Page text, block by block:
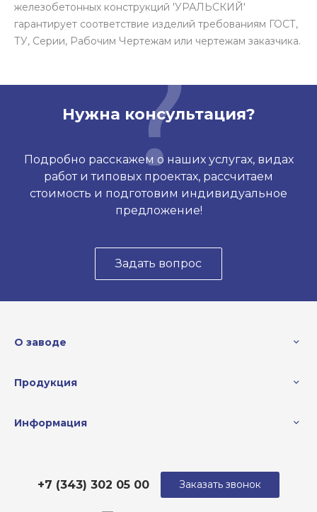
железобетонных конструкций 'УРАЛЬСКИЙ'
гарантирует соответствие изделий требованиям ГОСТ,
ТУ, Серии, Рабочим Чертежам или чертежам заказчика.
Нужна консультация?
Подробно расскажем о наших услугах, видах
работ и типовых проектах, рассчитаем
стоимость и подготовим индивидуальное
предложение!
Задать вопрос
О заводе
Продукция
Информация
+7 (343) 302 05 00 Заказать звонок